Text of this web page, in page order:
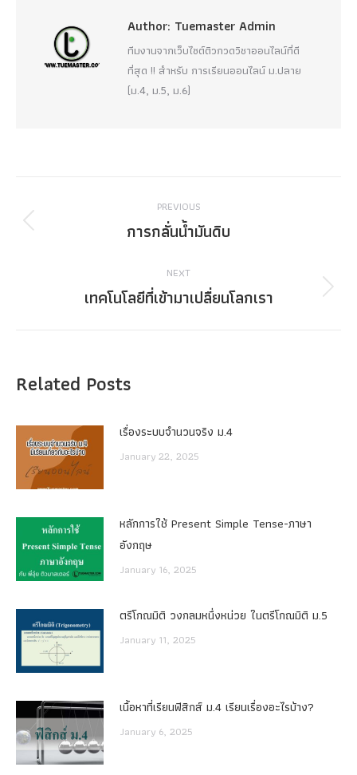
Author: Tuemaster Admin
ทีมงานจากเว็บไซต์ติวกวดวิชาออนไลน์ที่ดี
ที่สุด !! สำหรับ การเรียนออนไลน์ ม.ปลาย
(ม.4, ม.5, ม.6)
navigation
PREVIOUS
Previous
การกลั่นน้ำมันดิบ
NEXT
Next
เทคโนโลยีที่เข้ามาเปลื่ยนโลกเรา
Related Posts
เรื่องระบบจํานวนจริง ม.4
January 22, 2025
หลักการใช้ Present Simple Tense-ภาษา
อังกฤษ
January 16, 2025
ตรีโกณมิติ วงกลมหนึ่งหน่วย ในตรีโกณมิติ ม.5
January 11, 2025
เนื้อหาที่เรียนฟิสิกส์ ม.4 เรียนเรื่องอะไรบ้าง?
January 6, 2025